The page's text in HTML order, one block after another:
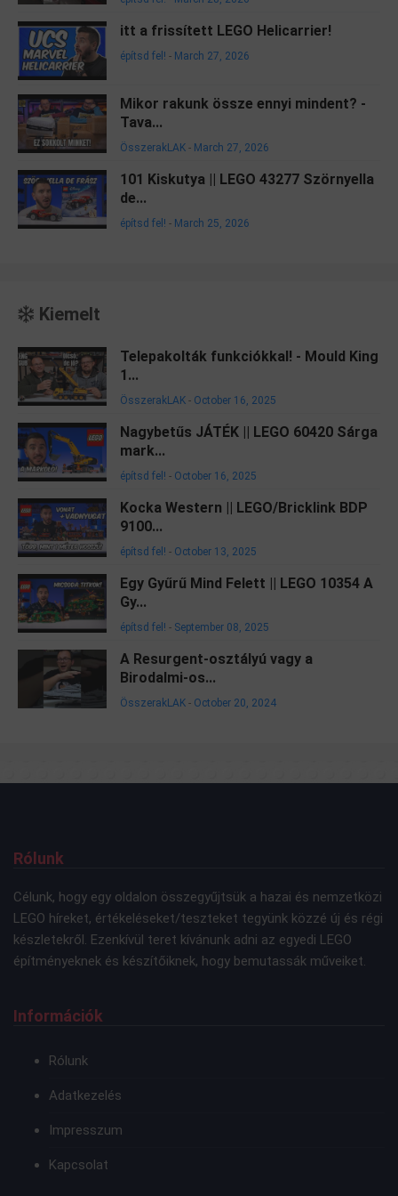
itt a frissített LEGO Helicarrier!
építsd fel! - March 27, 2026
Mikor rakunk össze ennyi mindent? -
Tava...
ÖsszerakLAK - March 27, 2026
101 Kiskutya || LEGO 43277 Szörnyella
de...
építsd fel! - March 25, 2026
Kiemelt
Telepakolták funkciókkal! - Mould King
1...
ÖsszerakLAK - October 16, 2025
Nagybetűs JÁTÉK || LEGO 60420 Sárga
mark...
építsd fel! - October 16, 2025
Kocka Western || LEGO/Bricklink BDP
9100...
építsd fel! - October 13, 2025
Egy Gyűrű Mind Felett || LEGO 10354 A
Gy...
építsd fel! - September 08, 2025
A Resurgent-osztályú vagy a
Birodalmi-os...
ÖsszerakLAK - October 20, 2024
Rólunk
Célunk, hogy egy oldalon összegyűjtsük a hazai és nemzetközi
LEGO híreket, értékeléseket/teszteket tegyünk közzé új és régi
készletekről. Ezenkívül teret kívánunk adni az egyedi LEGO
építményeknek és készítőiknek, hogy bemutassák műveiket.
Információk
Rólunk
Adatkezelés
Impresszum
Kapcsolat